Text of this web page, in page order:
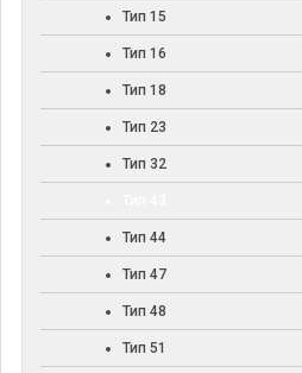
Тип 15
Тип 16
Тип 18
Тип 23
Тип 32
Тип 44
Тип 47
Тип 48
Тип 51